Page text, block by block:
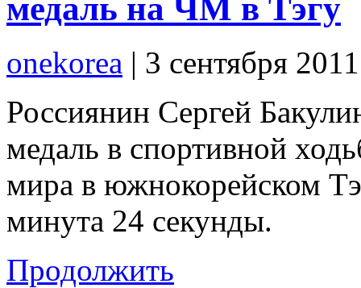
медаль на ЧМ в Тэгу
onekorea | 3 сентября
Россиянин Сергей
медаль в спортивной
мира в южнокорейском
минута 24 секунды.
Продолжить